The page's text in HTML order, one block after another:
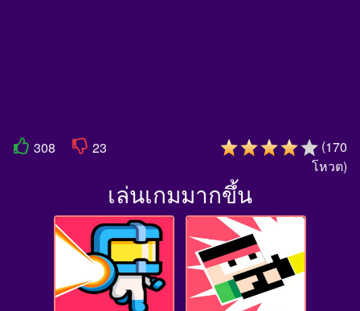
308 23 (170
โหวต)
เล่นเกมมากขึ้น